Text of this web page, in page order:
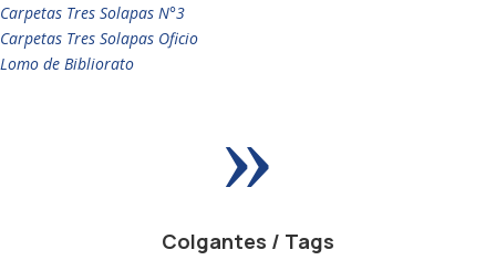
Carpetas Tres Solapas N°3
Carpetas Tres Solapas Oficio
Lomo de Bibliorato
»
Colgantes / Tags